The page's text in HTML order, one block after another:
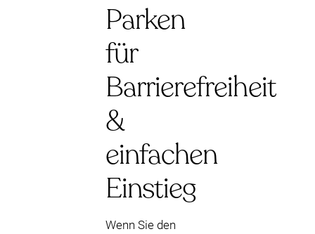
Parken
für
Barrierefreiheit
&
einfachen
Einstieg
Wenn Sie den